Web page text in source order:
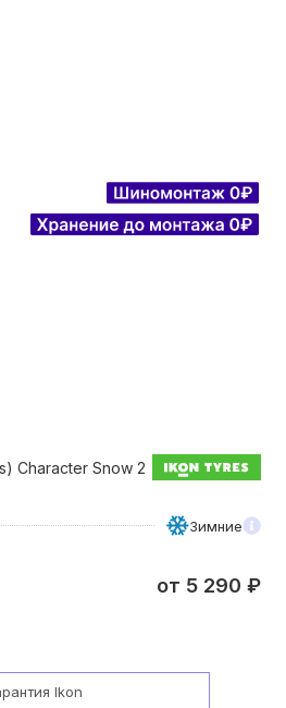
Character Snow 2
Зимние
от 5 290 ₽
Ikon